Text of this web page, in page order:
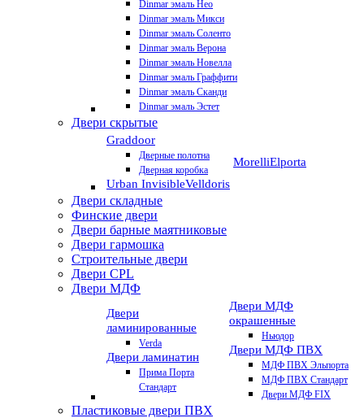
Dinmar эмаль Нео
Dinmar эмаль Микси
Dinmar эмаль Соленто
Dinmar эмаль Верона
Dinmar эмаль Новелла
Dinmar эмаль Граффити
Dinmar эмаль Сканди
Dinmar эмаль Эстет
Двери скрытые
Graddoor
Дверные полотна
Дверная коробка
Urban InvisibleVelldoris
MorelliElporta
Двери складные
Финские двери
Двери барные маятниковые
Двери гармошка
Строительные двери
Двери CРL
Двери МДФ
Двери
ламинированные
Verda
Двери ламинатин
Прима Порта
Стандарт
Двери МДФ
окрашенные
Ньюдор
Двери МДФ ПВХ
МДФ ПВХ Эльпорта
МДФ ПВХ Стандарт
Двери МДФ FIX
Пластиковые двери ПВХ